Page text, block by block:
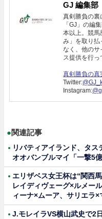
GJ 編集部
真剣勝負の裏
「GJ」の編
本以上。競馬
み」を取り払
なく、他のサ
ス提供を行っ
真剣勝負の真
Twitter:
Instagram:
●関連記事
リバティアイランド、タス
オオバンブルマイ「一撃5
エリザベス女王杯は“関西
レイディヴェーグ×ルメー
ィーナ×ムーア、サリエラ
J.モレイラVS横山武史で2